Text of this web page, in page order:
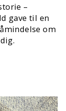
–
gave til en
om